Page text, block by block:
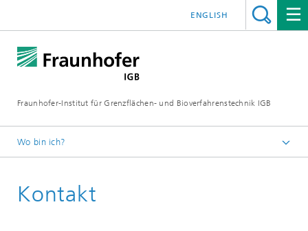
Fraunhofer-Institut für Grenzflächen- und Bioverfahrenstechnik IGB
ENGLISH
Wo bin ich?
Presse / News
Kontakt